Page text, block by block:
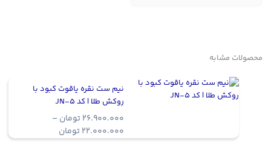
محصولات مشابه
نیم ست نقره یاقوت کبود با
روکش طلا | کد JN-5
26.900.000 تومان –
22.000.000 تومان
range: